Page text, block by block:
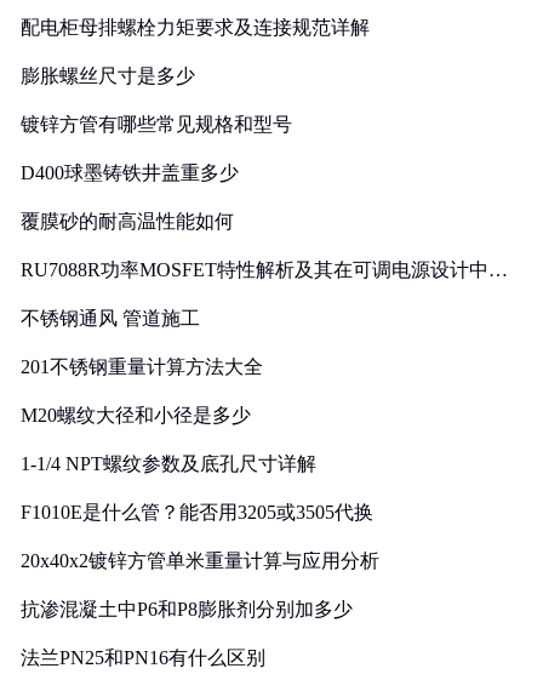
配电柜母排螺栓力矩要求及连接规范详解
膨胀螺丝尺寸是多少
镀锌方管有哪些常见规格和型号
D400球墨铸铁井盖重多少
覆膜砂的耐高温性能如何
RU7088R功率MOSFET特性解析及其在可调电源设计中的
不锈钢通风 管道施工
201不锈钢重量计算方法大全
M20螺纹大径和小径是多少
1-1/4 NPT螺纹参数及底孔尺寸详解
F1010E是什么管？能否用3205或3505代换
20x40x2镀锌方管单米重量计算与应用分析
抗渗混凝土中P6和P8膨胀剂分别加多少
法兰PN25和PN16有什么区别